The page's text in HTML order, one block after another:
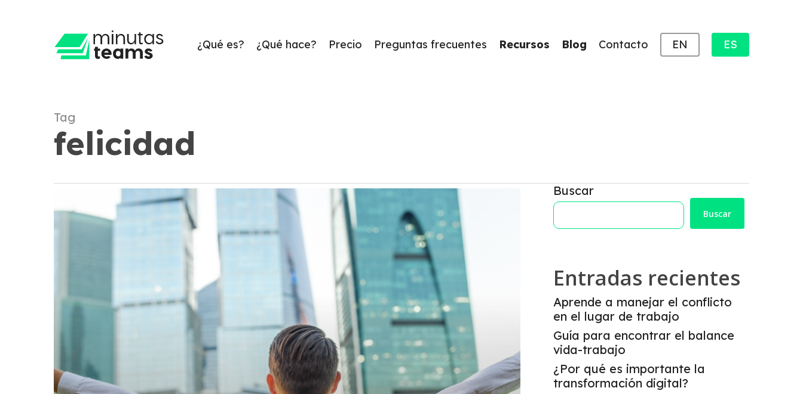
¿Qué es? ¿Qué hace? Precio Preguntas frecuentes Recursos Blog Contacto EN ES
Tag
felicidad
Buscar
Buscar
Entradas recientes
Aprende a manejar el conflicto
en el lugar de trabajo
Guía para encontrar el balance
vida-trabajo
¿Por qué es importante la
transformación digital?